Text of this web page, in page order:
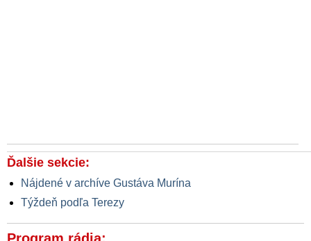
Ďalšie sekcie:
Nájdené v archíve Gustáva Murína
Týždeň podľa Terezy